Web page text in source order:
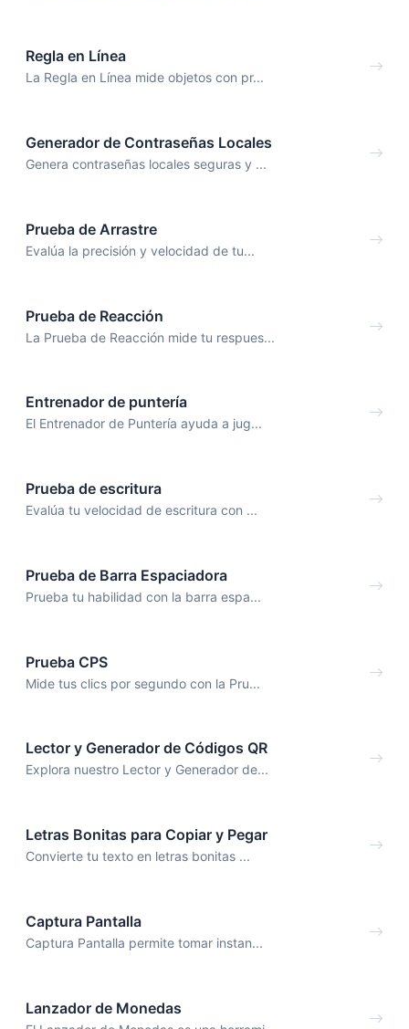
Regla en Línea
La Regla en Línea mide objetos con pr...
Generador de Contraseñas Locales
Genera contraseñas locales seguras y ...
Prueba de Arrastre
Evalúa la precisión y velocidad de tu...
Prueba de Reacción
La Prueba de Reacción mide tu respues...
Entrenador de puntería
El Entrenador de Puntería ayuda a jug...
Prueba de escritura
Evalúa tu velocidad de escritura con ...
Prueba de Barra Espaciadora
Prueba tu habilidad con la barra espa...
Prueba CPS
Mide tus clics por segundo con la Pru...
Lector y Generador de Códigos QR
Explora nuestro Lector y Generador de...
Letras Bonitas para Copiar y Pegar
Convierte tu texto en letras bonitas ...
Captura Pantalla
Captura Pantalla permite tomar instan...
Lanzador de Monedas